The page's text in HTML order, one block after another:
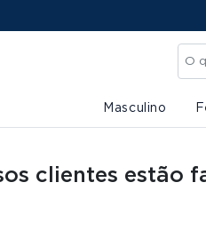
Masculino
clientes estão